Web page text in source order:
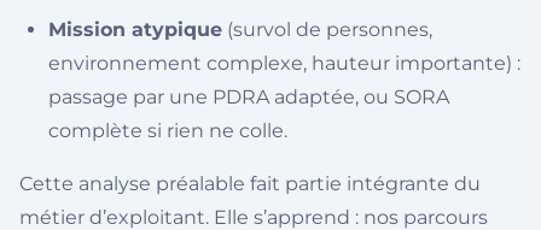
Mission atypique (survol de personnes,
environnement complexe, hauteur importante) :
passage par une PDRA adaptée, ou SORA
complète si rien ne colle.
Cette analyse préalable fait partie intégrante du
métier d’exploitant. Elle s’apprend : nos parcours